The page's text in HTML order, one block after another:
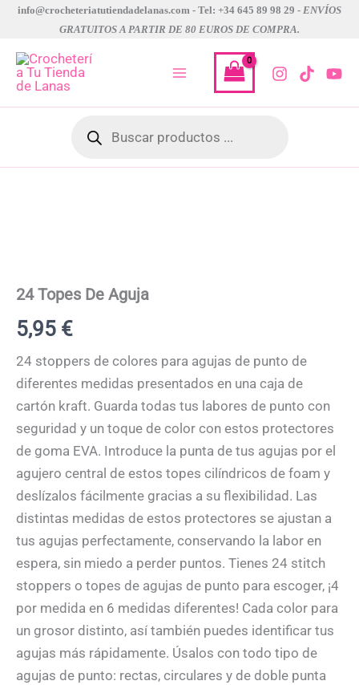
contenido
info@crocheteriatutiendadelanas.com - Tel: +34 645 89 98 29 - ENVÍOS
GRATUITOS A PARTIR DE 80 EUROS DE COMPRA.
productos
24 Topes De Aguja
5,95 €
24 stoppers de colores para agujas de punto de
diferentes medidas presentados en una caja de
cartón kraft. Guarda todas tus labores de punto con
seguridad y un toque de color con estos protectores
de goma EVA. Introduce la punta de tus agujas por el
agujero central de estos topes cilíndricos de foam y
deslízalos fácilmente gracias a su flexibilidad. Las
distintas medidas de estos protectores se ajustan a
tus agujas perfectamente, conservando la labor en
espera, sin miedo a perder puntos. Tienes 24 stitch
stoppers o topes de agujas de punto para escoger, ¡4
por medida en 6 medidas diferentes! Cada color para
un grosor distinto, así también puedes identificar tus
agujas más rápidamente. Úsalos con todo tipo de
agujas de punto: rectas, circulares y de doble punta